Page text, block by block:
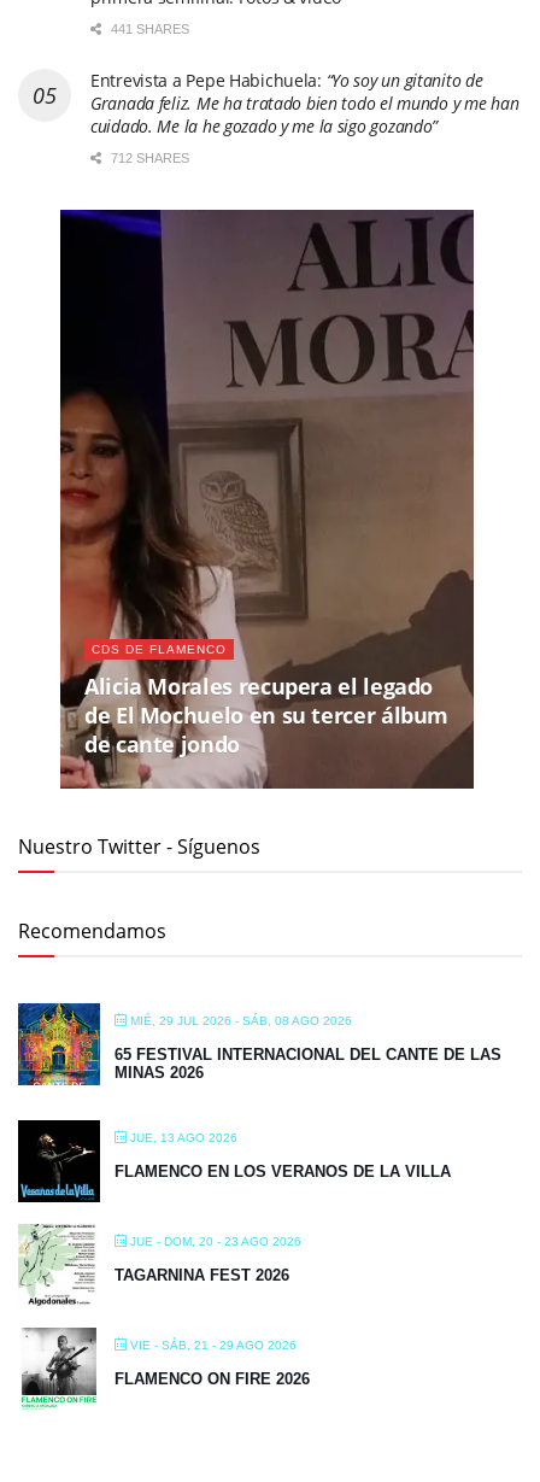
441 SHARES
Entrevista a Pepe Habichuela: “Yo soy un gitanito de
Granada feliz. Me ha tratado bien todo el mundo y me han
cuidado. Me la he gozado y me la sigo gozando”
712 SHARES
CDS DE FLAMENCO
Alicia Morales recupera el legado
de El Mochuelo en su tercer álbum
de cante jondo
Nuestro Twitter - Síguenos
Recomendamos
MIÉ, 29 JUL 2026 - SÁB, 08 AGO 2026
65 FESTIVAL INTERNACIONAL DEL CANTE DE LAS
MINAS 2026
JUE, 13 AGO 2026
FLAMENCO EN LOS VERANOS DE LA VILLA
JUE - DOM, 20 - 23 AGO 2026
TAGARNINA FEST 2026
VIE - SÁB, 21 - 29 AGO 2026
FLAMENCO ON FIRE 2026